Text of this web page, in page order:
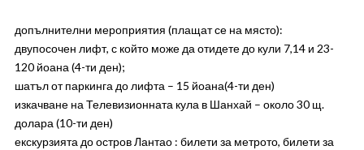
допълнителни мероприятия (плащат се на място):
двупосочен лифт, с който може да отидете до кули 7,14 и 23-
120 йоана (4-ти ден);
шатъл от паркинга до лифта – 15 йоана(4-ти ден)
изкачване на Телевизионната кула в Шанхай – около 30 щ.
долара (10-ти ден)
екскурзията до остров Лантао : билети за метрото, билети за